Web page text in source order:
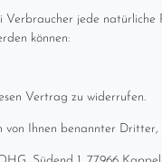
jede
können:
Vertrag zu widerrufen.
Ihnen benannter